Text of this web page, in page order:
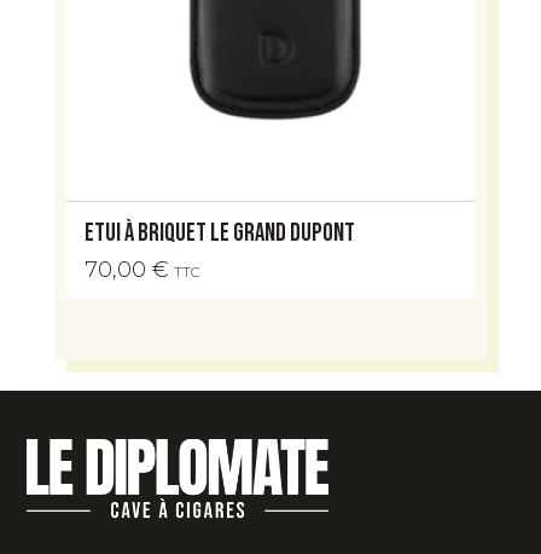
Etui à briquet Le Grand Dupont
70,00 € TTC